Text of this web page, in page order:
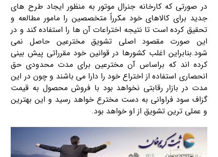
در صورتی که کارخانه جنرال موتور به منظور ایجاد طرح های
جدید برای کالاهای خود مکرراً متخصصین را مامور مطالعه و
تحقیق کرده است تا نتیجه اختراعات آن ها را استفاده کند و در
این صورت مقصود اصلی تشویق مخترعین حاصل نمی
شود.بنابراین اغلب کشورها در قوانین خود مقرراتی پیش بینی
کرده اند که براساس آن مخترعین برای مدت محدودی حق
انحصاری استفاده از اختراع خود را دارا می باشند و چون در این
مدت در بازار رقابتی نخواهد بود با فروش محصول به قیمت
گزاف سود فراوانی به دست مخترع خواهد رسید و این بهترین
و عملی ترین تشویق از او خواهد بود.